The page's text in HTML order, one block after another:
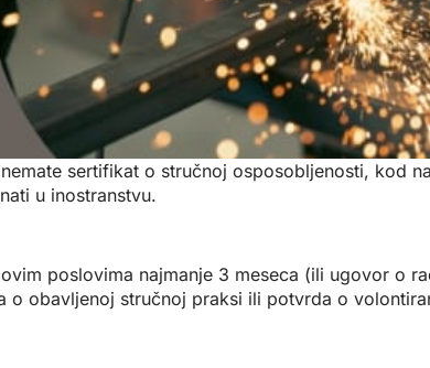
sertifikat o stručnoj osposobljenosti, kod
u inostranstvu.
poslovima najmanje 3 meseca (ili ugovor o
obavljenoj stručnoj praksi ili potvrda o